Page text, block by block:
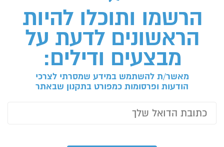
הרשמו ותוכלו להיות
הראשונים לדעת על
מבצעים ודילים:
מאשר/ת להשתמש במידע שמסרתי לצרכי
הודעות ופרסומות כמפורט בתקנון שבאתר